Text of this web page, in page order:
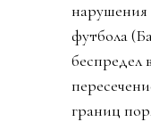
нарушения
футбола
беспредел
границ